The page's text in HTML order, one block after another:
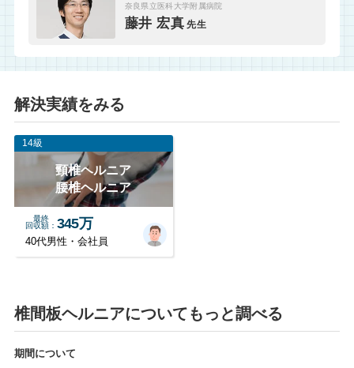
奈良県立医科大学附属病院
藤井 宏真 先生
解決実績をみる
14級
頸椎ヘルニア
腰椎ヘルニア
最終
回収額
345万
40代男性・会社員
椎間板ヘルニアについてもっと調べる
期間について